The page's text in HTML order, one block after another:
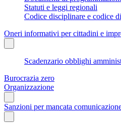
Statuti e leggi regionali
Codice disciplinare e codice
Oneri informativi per cittadini e
Scadenzario obblighi
Burocrazia zero
Organizzazione
Sanzioni per mancata